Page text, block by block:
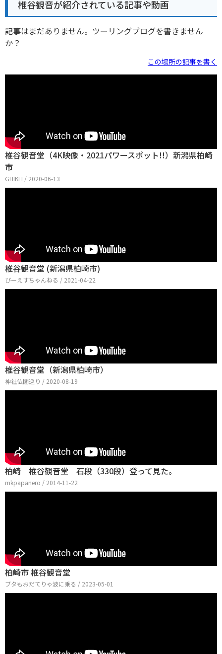
椎谷観音が紹介されている記事や動画
記事はまだありません。ツーリングブログを書きません
か？
この場所の記事を書く
椎谷観音堂（4K映像・2021パワースポット!!）新潟県柏崎
市
GHIKLI / 2020-06-13
椎谷観音堂 (新潟県柏崎市)
びーえすちゃんねる / 2021-04-22
椎谷観音堂（新潟県柏崎市）
神社仏閣巡り / 2020-08-19
柏崎 椎谷観音堂 石段（330段）登って見た。
mkpapanero / 2014-11-22
柏崎市 椎谷観音堂
ブタもおだてりゃ波に乗る / 2023-05-01